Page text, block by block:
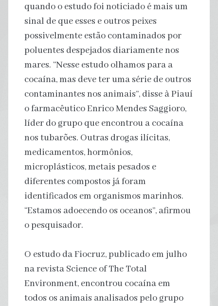
quando o estudo foi noticiado é mais um
sinal de que esses e outros peixes
possivelmente estão contaminados por
poluentes despejados diariamente nos
mares. “Nesse estudo olhamos para a
cocaína, mas deve ter uma série de outros
contaminantes nos animais”, disse à Piauí
o farmacêutico Enrico Mendes Saggioro,
líder do grupo que encontrou a cocaína
nos tubarões. Outras drogas ilícitas,
medicamentos, hormônios,
microplásticos, metais pesados e
diferentes compostos já foram
identificados em organismos marinhos.
“Estamos adoecendo os oceanos”, afirmou
o pesquisador.
O estudo da Fiocruz, publicado em julho
na revista Science of The Total
Environment, encontrou cocaína em
todos os animais analisados pelo grupo